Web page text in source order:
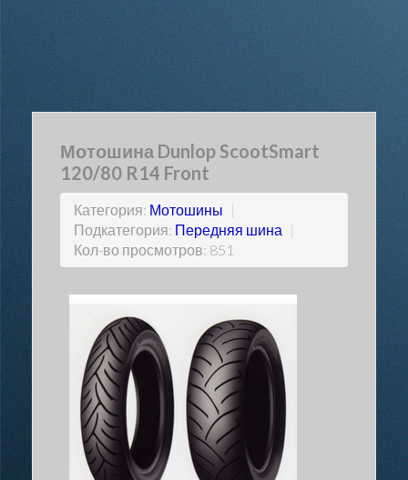
Мотошина Dunlop ScootSmart
120/80 R14 Front
Категория: Мотошины |
Подкатегория: Передняя шина |
Кол-во просмотров: 851